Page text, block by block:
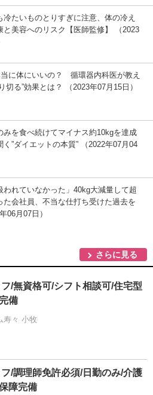
冷たいものとりすぎに注意、体の冷え
と美容へのリスク【医師監修】 （2023
当に体にいいの？ 循環器内科医が教え
切る”効果とは？ （2023年07月15日）
みを食べ続けてマイナス約10kgを達成
く”ダイエットの本質” （2022年07月04
われていなかった」40kg大減量して超
た会社員、不当な仕打ち受けた過去を
06月07日）
さらに見る
/無資格可/シフト相談可/住宅型
備
寿々 小牧
/調理師免許必須/日勤のみ/介護
障完備